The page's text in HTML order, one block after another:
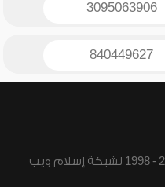
3095063906
840449627